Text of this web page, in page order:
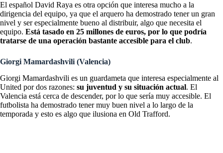
El español David Raya es otra opción que interesa mucho a la
dirigencia del equipo, ya que el arquero ha demostrado tener un gran
nivel y ser especialmente bueno al distribuir, algo que necesita el
equipo. Está tasado en 25 millones de euros, por lo que podría
tratarse de una operación bastante accesible para el club.
Giorgi Mamardashvili (Valencia)
Giorgi Mamardashvili es un guardameta que interesa especialmente al
United por dos razones: su juventud y su situación actual. El
Valencia está cerca de descender, por lo que sería muy accesible. El
futbolista ha demostrado tener muy buen nivel a lo largo de la
temporada y esto es algo que ilusiona en Old Trafford.